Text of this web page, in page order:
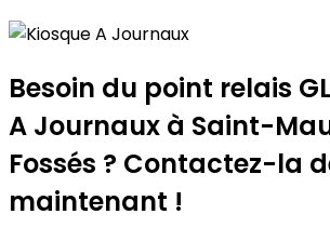
Kiosque A Journaux
+
−
Besoin du point relais
A Journaux à Saint-
Fossés ? Contactez-la
maintenant !